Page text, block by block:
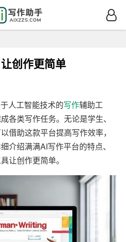
创作更简单
人工智能技术的写作辅助工
各类写作任务。无论是学生、
借助这款平台提高写作效率，
介绍满满AI写作平台的特点、
让创作更简单。